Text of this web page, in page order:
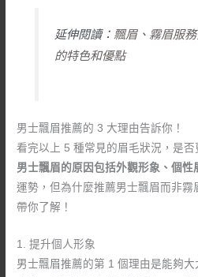
延伸閱讀： 飄眉、霧眉服
的特色和優點
男士飄眉推薦的 3 大理由告訴你！
看完以上 5 種常見的眉毛狀況，是否
男士飄眉的原因包括外觀形象、個性
運勢，但為什麼推薦男士飄眉而非霧
帶你了解！
1. 提升個人形象
男士飄眉推薦的第 1 個理由是能夠